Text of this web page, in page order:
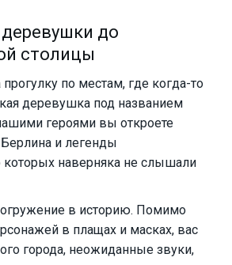
до
столицы
по местам, где когда-то
деревушка под названием
героями вы откроете
и легенды
которых наверняка не слышали
в историю. Помимо
в плащах и масках, вас
города, неожиданные звуки,